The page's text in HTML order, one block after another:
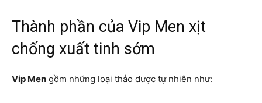
Thành phần của Vip Men xịt
chống xuất tinh sớm
Vip Men gồm những loại thảo dược tự nhiên như: